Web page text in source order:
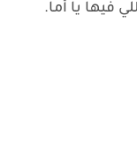
فيها يا أما.